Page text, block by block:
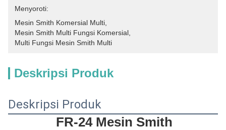
Menyoroti:
Mesin Smith Komersial Multi
Mesin Smith Multi Fungsi Komersial
Multi Fungsi Mesin Smith Multi
Deskripsi Produk
Deskripsi Produk
FR-24 Mesin Smith